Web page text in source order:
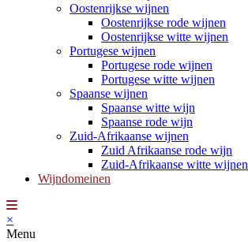
Oostenrijkse wijnen
Oostenrijkse rode wijnen
Oostenrijkse witte wijnen
Portugese wijnen
Portugese rode wijnen
Portugese witte wijnen
Spaanse wijnen
Spaanse witte wijn
Spaanse rode wijn
Zuid-Afrikaanse wijnen
Zuid Afrikaanse rode wijn
Zuid-Afrikaanse witte wijnen
Wijndomeinen
×
Menu